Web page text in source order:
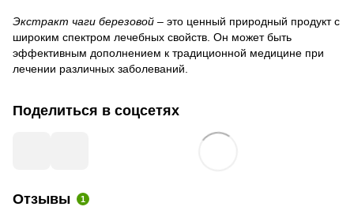
Экстракт чаги березовой – это ценный природный продукт с
широким спектром лечебных свойств. Он может быть
эффективным дополнением к традиционной медицине при
лечении различных заболеваний.
Поделиться в соцсетях
Отзывы 1